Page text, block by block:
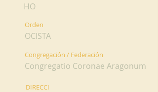
HO
Orden
OCISTA
Congregación / Federación
Congregatio Coronae Aragonum
DIRECCI